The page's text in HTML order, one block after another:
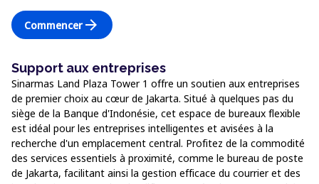
Commencerarrow_forward
Support aux entreprises
Sinarmas Land Plaza Tower 1 offre un soutien aux entreprises
de premier choix au cœur de Jakarta. Situé à quelques pas du
siège de la Banque d'Indonésie, cet espace de bureaux flexible
est idéal pour les entreprises intelligentes et avisées à la
recherche d'un emplacement central. Profitez de la commodité
des services essentiels à proximité, comme le bureau de poste
de Jakarta, facilitant ainsi la gestion efficace du courrier et des